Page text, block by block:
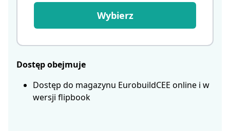
Wybierz
Dostęp obejmuje
Dostęp do magazynu EurobuildCEE online i w
wersji flipbook